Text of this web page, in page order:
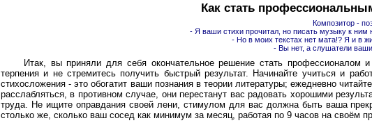
Как стать
Композитор -
- Я ваши стихи прочитал, но писать музыку к ним
- Но в моих текстах нет мата!? Я и в
- Вы нет, а слушатели
Итак, вы приняли для себя окончательное решение стать профессионалом
терпения и не стремитесь получить быстрый результат. Начинайте учиться и
стихосложения - это обогатит ваши познания в теории литературы; ежедневно
расслабляться, в противном случае, они перестанут вас радовать хорошими
труда. Не ищите оправдания своей лени, стимулом для вас должна быть ваша
столько же, сколько ваш сосед как минимум за месяц, работая по 9 часов на своём